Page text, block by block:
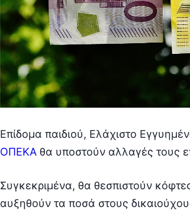
Επίδομα παιδιού, Ελάχιστο
ΟΠΕΚΑθα υποστούν αλλαγές τους
Συγκεκριμένα, θα θεσπιστούν
αυξηθούν τα ποσά στους